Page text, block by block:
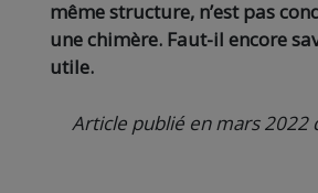
même structure, n’est pas
une chimère. Faut-il encore
utile.
Article publié en mars 2022